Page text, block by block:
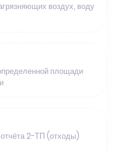
воздух, воду
площади
2-ТП (отходы)